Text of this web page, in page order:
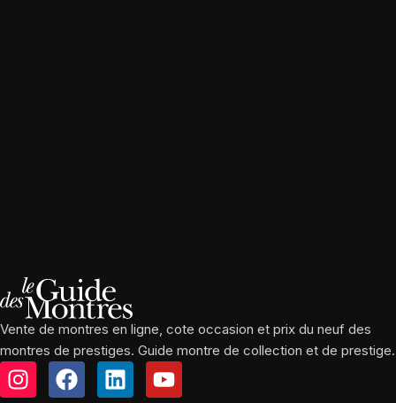
Vente de montres en ligne, cote occasion et prix du neuf des
montres de prestiges. Guide montre de collection et de prestige.